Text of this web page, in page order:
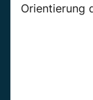
Orientierung